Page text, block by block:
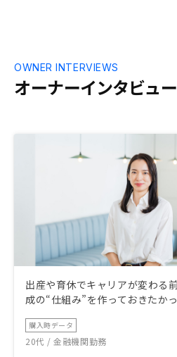
オーナーインタビュー
OWNER INTERVIEWS
出産や育休でキャリアが変わる
成の“仕組み”を作っておきたかっ
購入時データ
20代 / 金融機関勤務